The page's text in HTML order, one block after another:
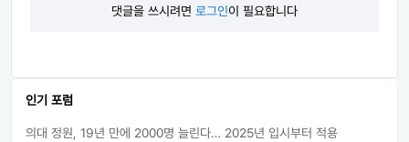
댓글을 쓰시려면 로그인이 필요합니다
인기 포럼
의대 정원, 19년 만에 2000명 늘린다… 2025년 입시부터 적용